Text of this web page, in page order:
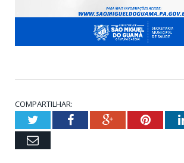
COMPARTILHAR:
TwitterFacebookGoogle+
Email